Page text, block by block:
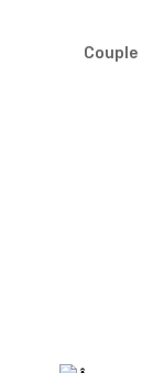
Couple